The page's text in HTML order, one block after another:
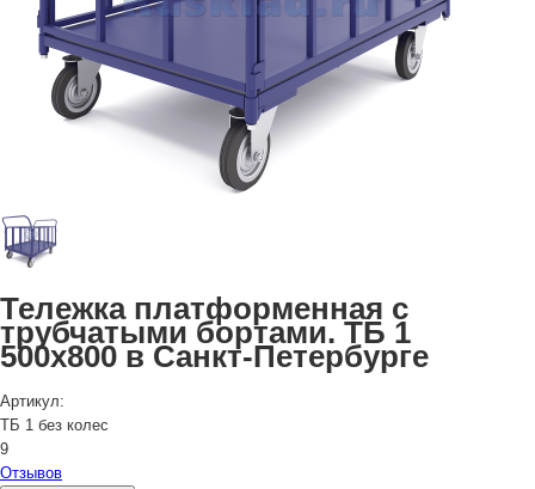
Тележка платформенная с
трубчатыми бортами. ТБ 1
500х800 в Санкт-Петербурге
Артикул:
ТБ 1 без колес
9
Отзывов